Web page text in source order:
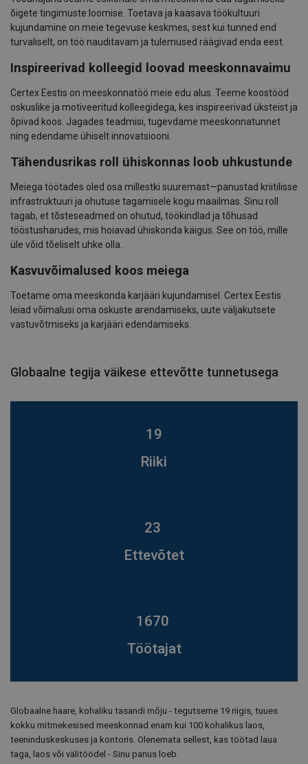
õigete tingimuste loomise. Toetava ja kaasava töökultuuri
kujundamine on meie tegevuse keskmes, sest kui tunned end
turvaliselt, on töö nauditavam ja tulemused räägivad enda eest.
Inspireerivad kolleegid loovad meeskonnavaimu
Certex Eestis on meeskonnatöö meie edu alus. Teeme koostööd
oskuslike ja motiveeritud kolleegidega, kes inspireerivad üksteist ja
õpivad koos. Jagades teadmisi, tugevdame meeskonnatunnet
ning edendame ühiselt innovatsiooni.
Tähendusrikas roll ühiskonnas loob uhkustunde
Meiega töötades oled osa millestki suuremast—panustad kriitilisse
infrastruktuuri ja ohutuse tagamisele kogu maailmas. Sinu roll
tagab, et tõsteseadmed on ohutud, töökindlad ja tõhusad
tööstusharudes, mis hoiavad ühiskonda käigus. See on töö, mille
üle võid tõeliselt uhke olla.
Kasvuvõimalused koos meiega
Toetame oma meeskonda karjääri kujundamisel. Certex Eestis
leiad võimalusi oma oskuste arendamiseks, uute väljakutsete
vastuvõtmiseks ja karjääri edendamiseks.
Globaalne tegija väikese ettevõtte tunnetusega
19
Riiki
23
Ettevõtet
1670
Töötajat
Globaalne haare, kohaliku tasandi mõju - tegutseme 19 riigis, tuues
kokku mitmekesised meeskonnad enam kui 100 kohalikus laos,
teeninduskeskuses ja kontoris. Olenemata sellest, kas töötad laua
taga, laos või välitöödel - Sinu panus loeb.